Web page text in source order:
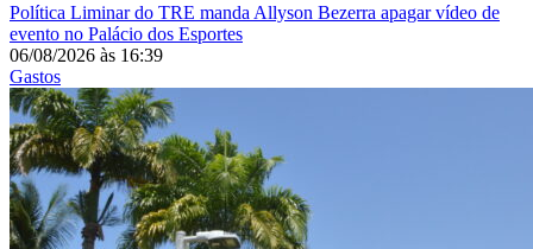
Política Liminar do TRE manda Allyson Bezerra apagar vídeo de
evento no Palácio dos Esportes
06/08/2026 às 16:39
Gastos